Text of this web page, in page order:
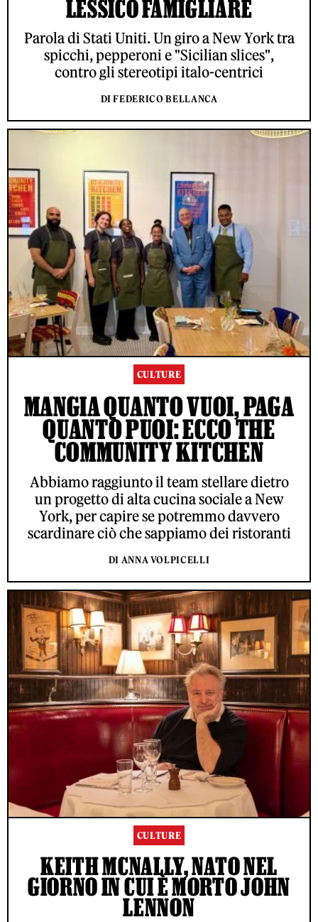
LESSICO FAMIGLIARE
Parola di Stati Uniti. Un giro a New York tra
spicchi, pepperoni e "Sicilian slices",
contro gli stereotipi italo-centrici
DI FEDERICO BELLANCA
CULTURE
MANGIA QUANTO VUOI, PAGA
QUANTO PUOI: ECCO THE
COMMUNITY KITCHEN
Abbiamo raggiunto il team stellare dietro
un progetto di alta cucina sociale a New
York, per capire se potremmo davvero
scardinare ciò che sappiamo dei ristoranti
DI ANNA VOLPICELLI
CULTURE
KEITH MCNALLY, NATO NEL
GIORNO IN CUI È MORTO JOHN
LENNON